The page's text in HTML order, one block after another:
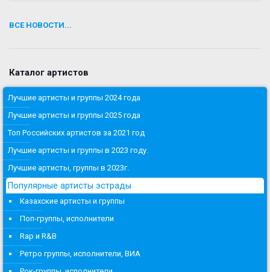
ВСЕ НОВОСТИ...
Каталог артистов
Лучшие артисты и группы 2024 года
Лучшие артисты и группы 2025 года
Топ Российских артистов за 2021 год
Лучшие артисты и группы в 2023 году.
Лучшие артисты, группы в 2023г.
Популярные артисты эстрады
Казахские артисты и группы
Поп-группы, исполнители
Rap и R&B
Ретро группы, исполнители, ВИА